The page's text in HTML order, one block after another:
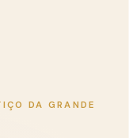
DA GRANDE